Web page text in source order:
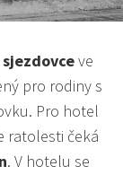
ve
pro rodiny s
Pro hotel
ratolesti čeká
. V hotelu se